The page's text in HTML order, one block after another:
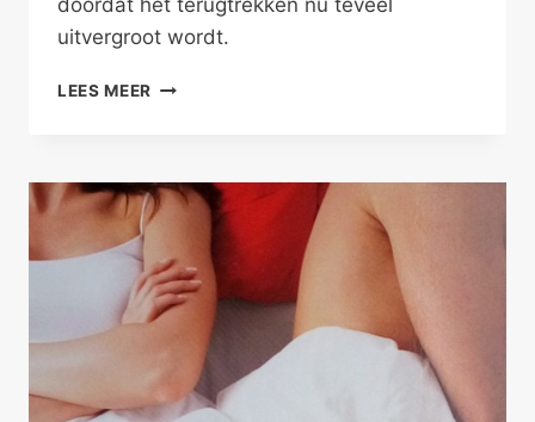
uitvergroot wordt.
LEES MEER GEBREK